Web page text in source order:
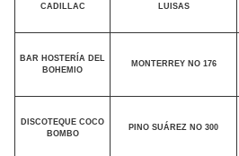
CADILLAC
LUISAS
BAR HOSTERÍA DEL
BOHEMIO
MONTERREY NO 176
DISCOTEQUE COCO
BOMBO
PINO SUÁREZ NO 300